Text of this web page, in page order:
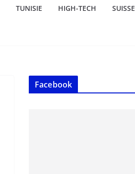
TUNISIE HIGH-TECH SUISSE
Facebook